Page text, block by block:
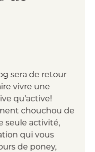
sera de retour
vivre une
qu’active!
chouchou de
seule activité,
qui vous
de poney,